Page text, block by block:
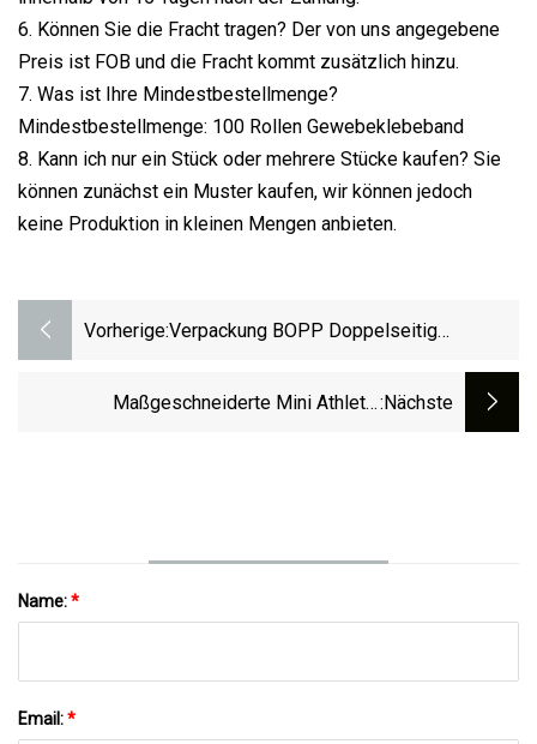
6. Können Sie die Fracht tragen? Der von uns angegebene
Preis ist FOB und die Fracht kommt zusätzlich hinzu.
7. Was ist Ihre Mindestbestellmenge?
Mindestbestellmenge: 100 Rollen Gewebeklebeband
8. Kann ich nur ein Stück oder mehrere Stücke kaufen? Sie
können zunächst ein Muster kaufen, wir können jedoch
keine Produktion in kleinen Mengen anbieten.
Vorherige:Verpackung BOPP Doppelseitig
Klebeband Aus Gaffer-Klebeband
Maßgeschneiderte Mini Athletic:nächste
Name:*
Email:*